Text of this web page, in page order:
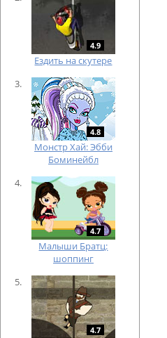
4.9
Ездить на скутере
4.8
Монстр Хай: Эбби
Боминейбл
4.7
Малыши Братц:
шоппинг
4.7